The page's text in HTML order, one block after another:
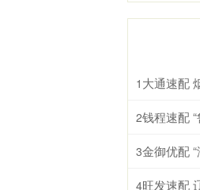
1
2
3
4